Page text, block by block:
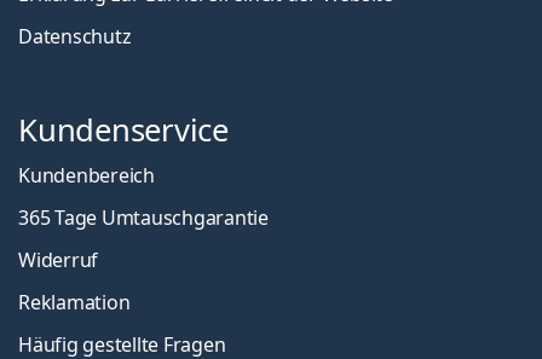
Datenschutz
Kundenservice
Kundenbereich
365 Tage Umtauschgarantie
Widerruf
Reklamation
Häufig gestellte Fragen